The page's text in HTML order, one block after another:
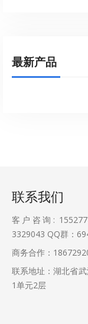
最新产品
联系我们
客户咨询:
3329043 QQ群：
商务合作：
联系地址：湖北省
1单元2层